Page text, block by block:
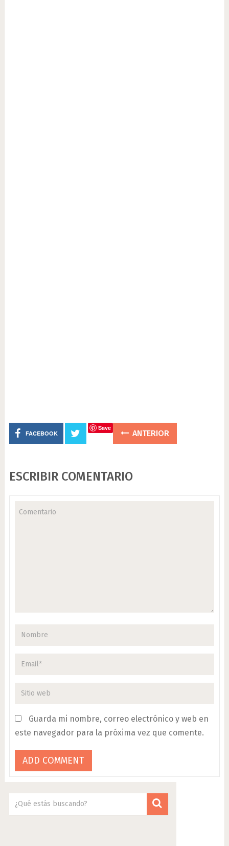
FACEBOOK
Save
ANTERIOR
ESCRIBIR COMENTARIO
Guarda mi nombre, correo electrónico y web en
este navegador para la próxima vez que comente.